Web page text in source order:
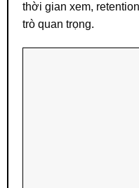
thời gian xem,
trò quan trọng.